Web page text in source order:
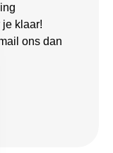
je klaar!
ons dan